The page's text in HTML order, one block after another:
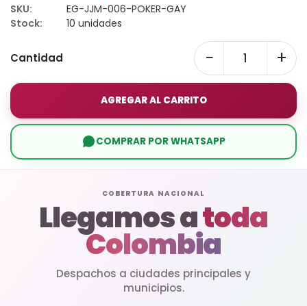
SKU:
EG-JJM-006-POKER-GAY
Stock:
10 unidades
Cantidad − +
AGREGAR AL CARRITO
COMPRAR POR WHATSAPP
COBERTURA NACIONAL
Llegamos atoda
Colombia
Despachos a ciudades principales y
municipios.